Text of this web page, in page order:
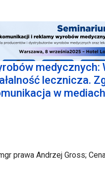
medycznych:
lecznicza.
w
prawa Andrzej Gross;